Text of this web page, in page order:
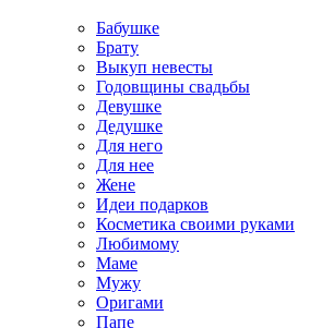
Бабушке
Брату
Выкуп невесты
Годовщины свадьбы
Девушке
Дедушке
Для него
Для нее
Жене
Идеи подарков
Косметика своими руками
Любимому
Маме
Мужу
Оригами
Папе